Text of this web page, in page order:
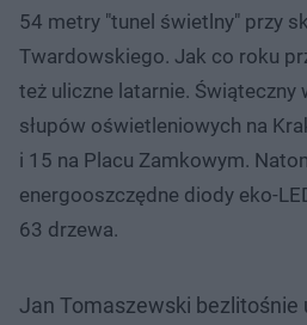
54 metry "tunel świetlny" przy
Twardowskiego. Jak co roku
też uliczne latarnie. Świąteczny
słupów oświetleniowych na
i 15 na Placu Zamkowym.
energooszczędne diody eko-
63 drzewa.
Jan Tomaszewski bezlitośnie